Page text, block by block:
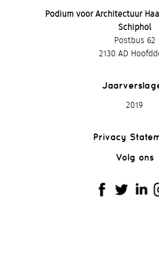
Podium voor Architectuur
Schiphol
Postbus 62
2130 AD
2019
Privacy
Volg ons